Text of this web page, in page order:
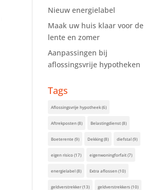
Nieuw energielabel
Maak uw huis klaar voor de
lente en zomer
Aanpassingen bij
aflossingsvrije hypotheken
Tags
Aflossingsvrije hypotheek(6)
Aftrekposten(8) Belastingdienst(8)
Boeterente (9) Dekking(8) diefstal(9)
eigen risico(17) eigenwoningforfait(7)
energielabel(8) Extra aflossen(10)
geldverstrekker(13) geldverstrekkers(10)